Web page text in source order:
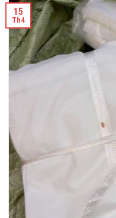
15
Th4